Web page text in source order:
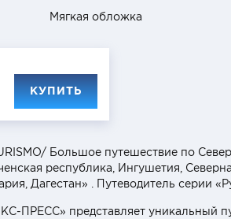
Мягкая обложка
КУПИТЬ
Большое путешествие по
республика, Ингушетия,
Дагестан» . Путеводитель серии
ПРЕСС» представляет уникальный